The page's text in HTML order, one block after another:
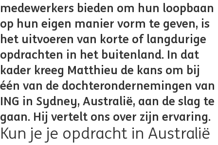
medewerkers bieden om hun loopbaan
op hun eigen manier vorm te geven, is
het uitvoeren van korte of langdurige
opdrachten in het buitenland. In dat
kader kreeg Matthieu de kans om bij
één van de dochterondernemingen van
ING in Sydney, Australië, aan de slag te
gaan. Hij vertelt ons over zijn ervaring.
Kun je je opdracht in Australië